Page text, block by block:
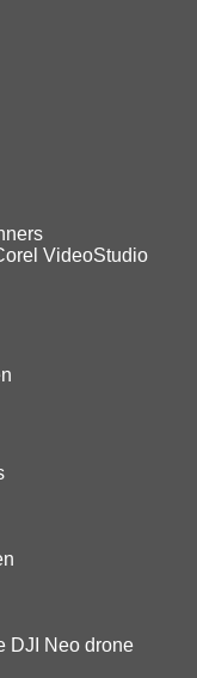
VideoStudio
DJI Neo drone